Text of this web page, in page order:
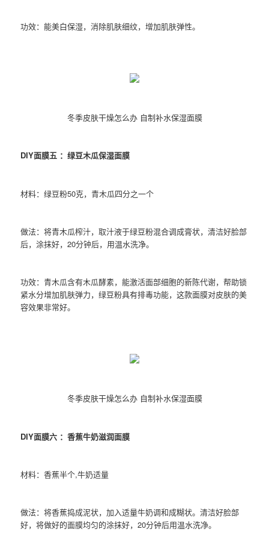
功效：能美白保湿，消除肌肤细纹，增加肌肤弹性。
冬季皮肤干燥怎么办 自制补水保湿面膜
DIY面膜五 ：绿豆木瓜保湿面膜
材料：绿豆粉50克，青木瓜四分之一个
做法：将青木瓜榨汁，取汁液于绿豆粉混合调成膏状，清洁好脸部
后，涂抹好，20分钟后，用温水洗净。
功效：青木瓜含有木瓜酵素，能激活面部细胞的新陈代谢，帮助锁
紧水分增加肌肤弹力，绿豆粉具有排毒功能，这款面膜对皮肤的美
容效果非常好。
冬季皮肤干燥怎么办 自制补水保湿面膜
DIY面膜六 ：香蕉牛奶滋润面膜
材料：香蕉半个,牛奶适量
做法：将香蕉捣成泥状，加入适量牛奶调和成糊状。清洁好脸部
好，将做好的面膜均匀的涂抹好，20分钟后用温水洗净。